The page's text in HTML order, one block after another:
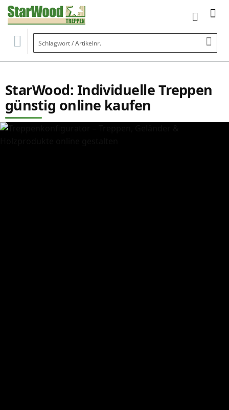
Mein
StarWood: Individuelle Treppen
günstig online kaufen